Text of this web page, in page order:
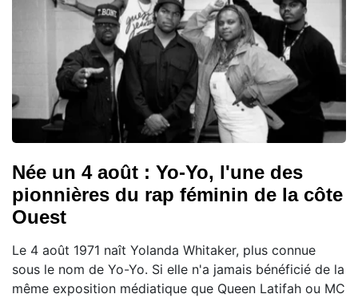
Née un 4 août : Yo-Yo, l'une des
pionnières du rap féminin de la côte
Ouest
Le 4 août 1971 naît Yolanda Whitaker, plus connue
sous le nom de Yo-Yo. Si elle n'a jamais bénéficié de la
même exposition médiatique que Queen Latifah ou MC